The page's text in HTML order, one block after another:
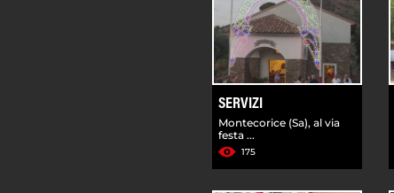
SERVIZI
Montecorice (Sa), al via
festa ...
175